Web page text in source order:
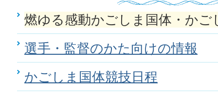
燃ゆる感動かごしま国体・かご
選手・監督のかた向けの情報
かごしま国体競技日程